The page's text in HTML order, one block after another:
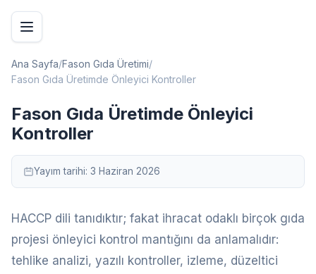
Ana Sayfa/Fason Gıda Üretimi/
Fason Gıda Üretimde Önleyici Kontroller
Fason Gıda Üretimde Önleyici
Kontroller
Yayım tarihi: 3 Haziran 2026
HACCP dili tanıdıktır; fakat ihracat odaklı birçok gıda
projesi önleyici kontrol mantığını da anlamalıdır:
tehlike analizi, yazılı kontroller, izleme, düzeltici